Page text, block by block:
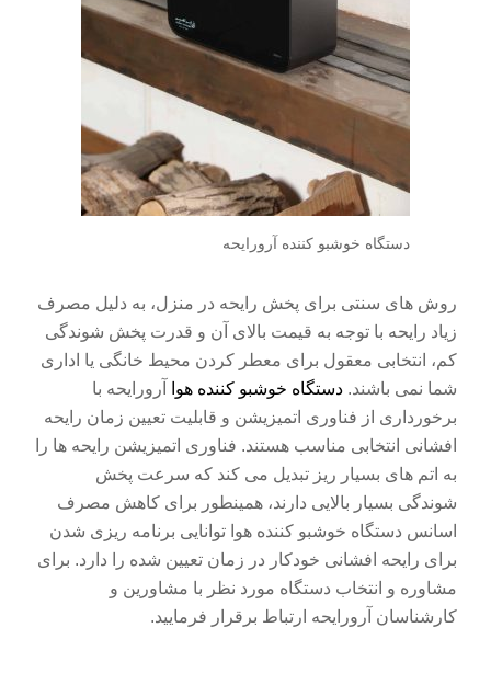
دستگاه خوشبو کننده آرورایحه
روش های سنتی برای پخش رایحه در منزل، به دلیل مصرف
زیاد رایحه با توجه به قیمت بالای آن و قدرت پخش شوندگی
کم، انتخابی معقول برای معطر کردن محیط خانگی یا اداری
شما نمی باشند. دستگاه خوشبو کننده هوا
آرورایحه با
برخورداری از فناوری اتمیزیشن و قابلیت تعیین زمان رایحه
افشانی انتخابی مناسب هستند. فناوری اتمیزیشن رایحه ها را
به اتم های بسیار ریز تبدیل می کند که سرعت پخش
شوندگی بسیار بالایی دارند، همینطور برای کاهش مصرف
اسانس دستگاه خوشبو کننده هوا توانایی برنامه ریزی شدن
برای رایحه افشانی خودکار در زمان تعیین شده را دارد. برای
مشاوره و انتخاب دستگاه مورد نظر با مشاورین و
کارشناسان آرورایحه ارتباط برقرار فرمایید.